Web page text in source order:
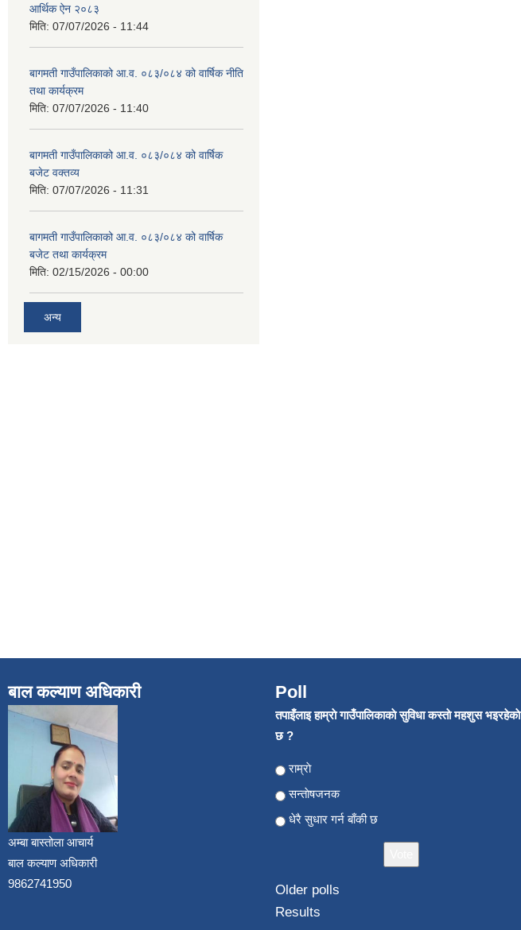
आर्थिक ऐन २०८३
मिति: 07/07/2026 - 11:44
बागमती गाउँपालिकाको आ.व. ०८३/०८४ को वार्षिक नीति
तथा कार्यक्रम
मिति: 07/07/2026 - 11:40
बागमती गाउँपालिकाको आ.व. ०८३/०८४ को वार्षिक
बजेट वक्तव्य
मिति: 07/07/2026 - 11:31
बागमती गाउँपालिकाको आ.व. ०८३/०८४ को वार्षिक
बजेट तथा कार्यक्रम
मिति: 02/15/2026 - 00:00
अन्य
बाल कल्याण अधिकारी
अम्बा बास्तोला आचार्य
बाल कल्याण अधिकारी
9862741950
Poll
तपाइँलाइ हाम्राे गाउँपालिकाकाे सुविधा कस्ताे महशुस भइरहेकाे
छ ?
Choices
राम्राे
सन्ताेषजनक
धेरै सुधार गर्न बाँकी छ
Older polls
Results